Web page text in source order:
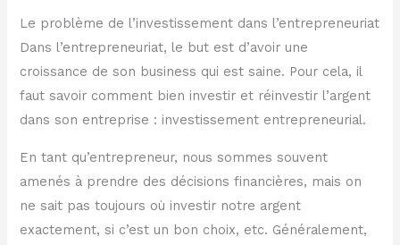
Le problème de l’investissement dans l’entrepreneuriat
Dans l’entrepreneuriat, le but est d’avoir une
croissance de son business qui est saine. Pour cela, il
faut savoir comment bien investir et réinvestir l’argent
dans son entreprise : investissement entrepreneurial.
En tant qu’entrepreneur, nous sommes souvent
amenés à prendre des décisions financières, mais on
ne sait pas toujours où investir notre argent
exactement, si c’est un bon choix, etc. Généralement,